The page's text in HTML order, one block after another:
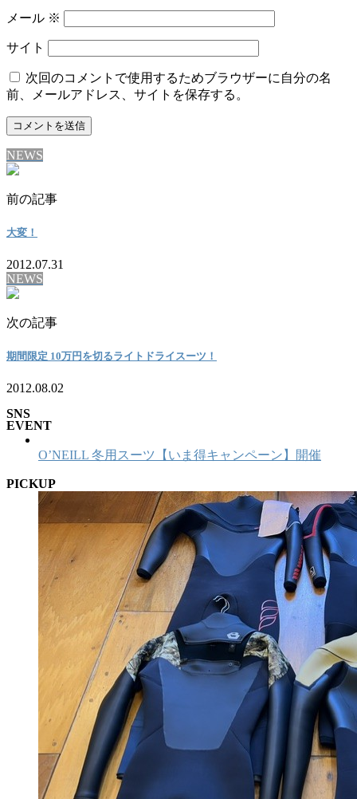
メール ※
サイト
次回のコメントで使用するためブラウザーに自分の名
前、メールアドレス、サイトを保存する。
NEWS
前の記事
大変！
2012.07.31
NEWS
次の記事
期間限定 10万円を切るライトドライスーツ！
2012.08.02
SNS
EVENT
O’NEILL 冬用スーツ【いま得キャンペーン】開催
PICKUP